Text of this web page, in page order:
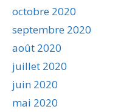
octobre 2020
septembre 2020
août 2020
juillet 2020
juin 2020
mai 2020